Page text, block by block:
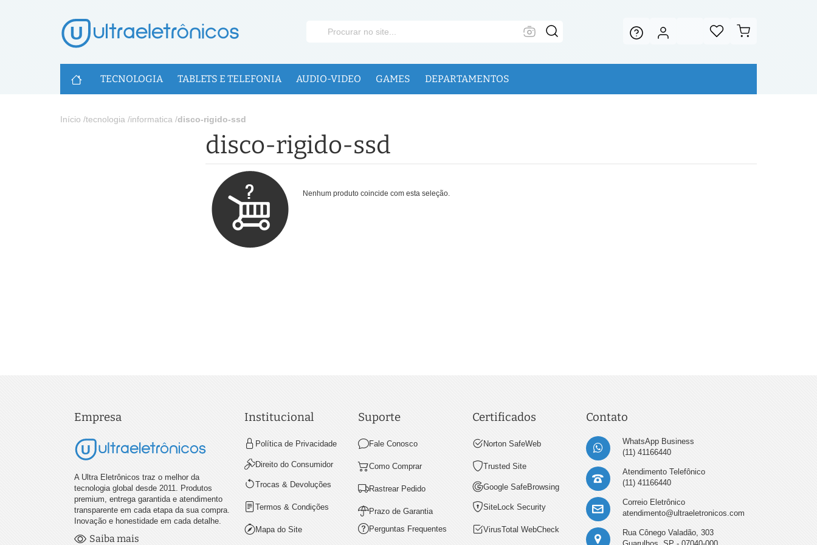
U
TECNOLOGIA TABLETS E TELEFONIA AUDIO-VIDEO GAMES DEPARTAMENTOS
Início /tecnologia /informatica /disco-rigido-ssd
disco-rigido-ssd
Nenhum produto coincide com esta seleção.
Empresa
A Ultra Eletrônicos traz o melhor da
tecnologia global desde 2011. Produtos
premium, entrega garantida e atendimento
transparente em cada etapa da sua compra.
Inovação e honestidade em cada detalhe.
Saiba mais
Institucional
Política de Privacidade
Direito do Consumidor
Trocas & Devoluções
Termos & Condições
Mapa do Site
Suporte
Fale Conosco
Como Comprar
Rastrear Pedido
Prazo de Garantia
Perguntas Frequentes
Certificados
Norton SafeWeb
Trusted Site
Google SafeBrowsing
SiteLock Security
VirusTotal WebCheck
Contato
WhatsApp Business
(11) 41166440
Atendimento Telefônico
(11) 41166440
Correio Eletrônico
atendimento@ultraeletronicos.com
Rua Cônego Valadão, 303